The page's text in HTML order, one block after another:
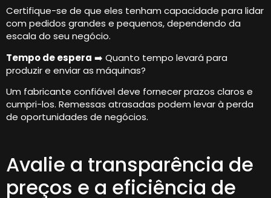
Certifique-se de que eles tenham capacidade para lidar
com pedidos grandes e pequenos, dependendo da
escala do seu negócio.
Tempo de espera ➡️ Quanto tempo levará para
produzir e enviar as máquinas?
Um fabricante confiável deve fornecer prazos claros e
cumpri-los. Remessas atrasadas podem levar à perda
de oportunidades de negócios.
Avalie a transparência de
preços e a eficiência de